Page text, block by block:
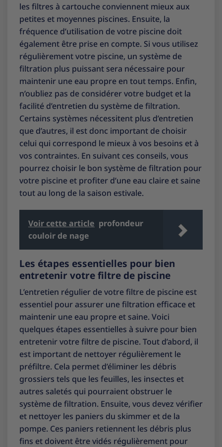
les filtres à cartouche conviennent mieux aux
petites et moyennes piscines. Ensuite, la
fréquence d’utilisation de votre piscine doit
également être prise en compte. Si vous utilisez
régulièrement votre piscine, un système de
filtration plus puissant sera nécessaire pour
maintenir une eau propre en tout temps. Enfin,
n’oubliez pas de considérer votre budget et la
facilité d’entretien du système de filtration.
Certains systèmes nécessitent plus d’entretien
que d’autres, il est donc important de choisir
celui qui correspond le mieux à vos besoins et à
vos contraintes. En suivant ces conseils, vous
pourrez choisir le bon système de filtration pour
votre piscine et profiter d’une eau claire et saine
tout au long de la saison estivale.
Voir cette article profondeur
couloir de nage
Les étapes essentielles pour bien
entretenir votre filtre de piscine
L’entretien régulier de votre filtre de piscine est
essentiel pour assurer une filtration efficace et
maintenir une eau propre et saine. Voici
quelques étapes essentielles à suivre pour bien
entretenir votre filtre de piscine. Tout d’abord, il
est important de nettoyer régulièrement le
préfiltre. Cela permet d’éliminer les débris
grossiers tels que les feuilles, les insectes et
autres saletés qui pourraient obstruer le
système de filtration. Ensuite, vous devez vérifier
et nettoyer les paniers du skimmer et de la
pompe. Ces paniers retiennent les débris plus
fins et doivent être vidés régulièrement pour